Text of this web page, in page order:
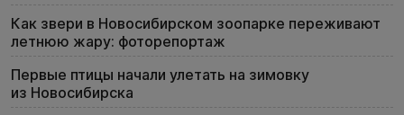
Как звери в Новосибирском зоопарке переживают
летнюю жару: фоторепортаж
Первые птицы начали улетать на зимовку
из Новосибирска